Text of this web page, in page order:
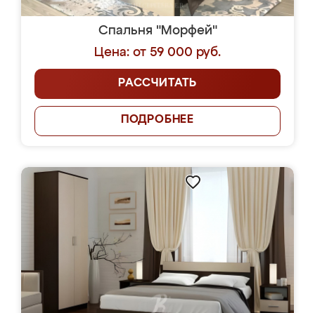
Спальня "Морфей"
Цена: от 59 000 руб.
РАССЧИТАТЬ
ПОДРОБНЕЕ